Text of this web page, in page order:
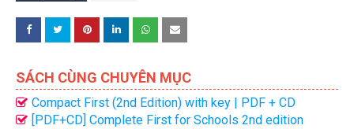
SÁCH CÙNG CHUYÊN MỤC
Compact First (2nd Edition) with key | PDF + CD
[PDF+CD] Complete First for Schools 2nd edition